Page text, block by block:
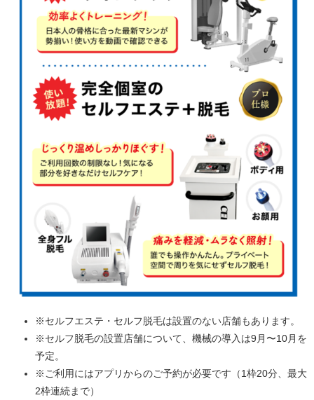
※セルフエステ・セルフ脱毛は設置のない店舗もあります。
※セルフ脱毛の設置店舗について、機械の導入は9月〜10月を
予定。
※ご利用にはアプリからのご予約が必要です（1枠20分、最大
2枠連続まで）